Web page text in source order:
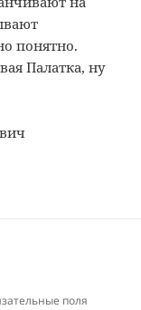
понятно.
Палатка, ну
поля